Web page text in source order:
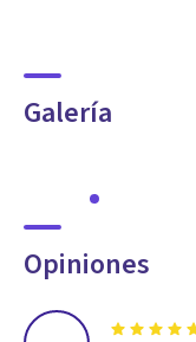
Galería
Opiniones